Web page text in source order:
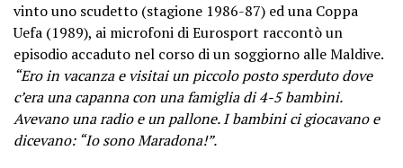
vinto uno scudetto (stagione 1986-87) ed una Coppa
Uefa (1989), ai microfoni di Eurosport raccontò un
episodio accaduto nel corso di un soggiorno alle Maldive.
“Ero in vacanza e visitai un piccolo posto sperduto dove
c’era una capanna con una famiglia di 4-5 bambini.
Avevano una radio e un pallone. I bambini ci giocavano e
dicevano: “Io sono Maradona!”.